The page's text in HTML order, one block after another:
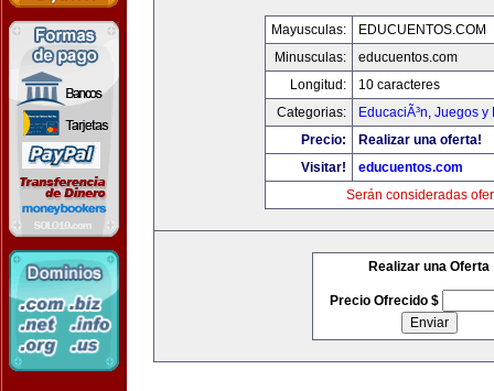
Mayusculas:
EDUCUENTOS.COM
Minusculas:
educuentos.com
Longitud:
10 caracteres
Categorias:
EducaciÃ³n, Juegos y
Precio:
Realizar una oferta!
Visitar!
educuentos.com
Serán consideradas
Realizar una Oferta
Precio Ofrecido $